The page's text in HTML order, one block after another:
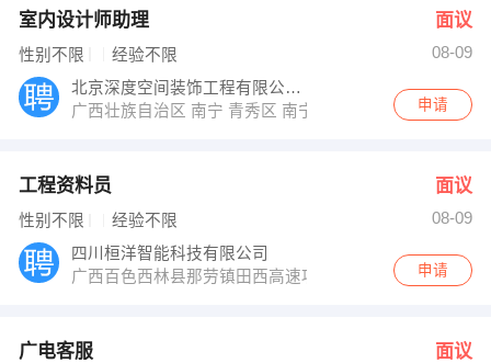
室内设计师助理 面议
性别不限 经验不限
08-09
北京深度空间装饰工程有限公司南宁分公司
广西壮族自治区 南宁 青秀区 南宁市民族大道86号金和大
申请
工程资料员 面议
性别不限 经验不限
08-09
四川桓洋智能科技有限公司
广西百色西林县那劳镇田西高速项目部
申请
广电客服 面议